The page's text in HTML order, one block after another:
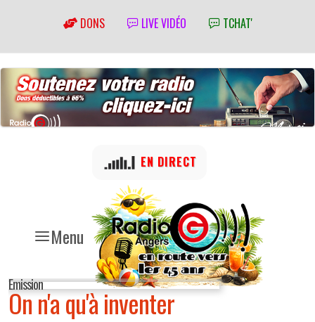
DONS LIVE VIDÉO TCHAT'
Menu
EN DIRECT
Emission
On n'a qu'à inventer